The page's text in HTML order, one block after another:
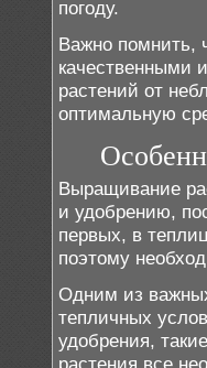
погоду.
Важно помнить,
качественными
растений от
оптимальную
Выращивание
и удобрению,
первых, в
поэтому
Одним из
тепличных
удобрения,
растения все